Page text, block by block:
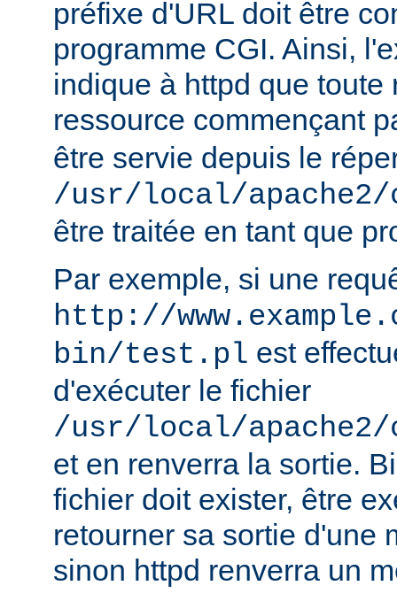
préfixe d'URL doit être
programme CGI. Ainsi,
indique à httpd que toute
ressource commençant
être servie depuis le
/usr/local/
être traitée en tant que
Par exemple, si une
http://
bin/test.pl est
d'exécuter le fichier
/usr/local/
et en renverra la sortie.
fichier doit exister, être
retourner sa sortie d'une
sinon httpd renverra un